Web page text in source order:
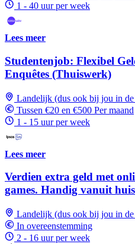
1 - 40 uur per week
Lees meer
Studentenjob: Flexibel
Enquêtes (Thuiswerk)
Landelijk (dus ook bij jou in
Tussen €20 en €500 Per maand
1 - 15 uur per week
Lees meer
Verdien extra geld met
games. Handig vanuit
Landelijk (dus ook bij jou in
In overeenstemming
2 - 16 uur per week